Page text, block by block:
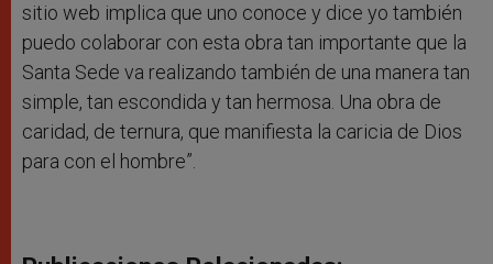
sitio web implica que uno conoce y dice yo también
puedo colaborar con esta obra tan importante que la
Santa Sede va realizando también de una manera tan
simple, tan escondida y tan hermosa. Una obra de
caridad, de ternura, que manifiesta la caricia de Dios
para con el hombre”.